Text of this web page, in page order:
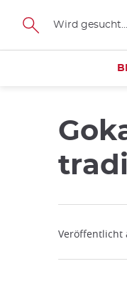
Größe
Veröffentlicht